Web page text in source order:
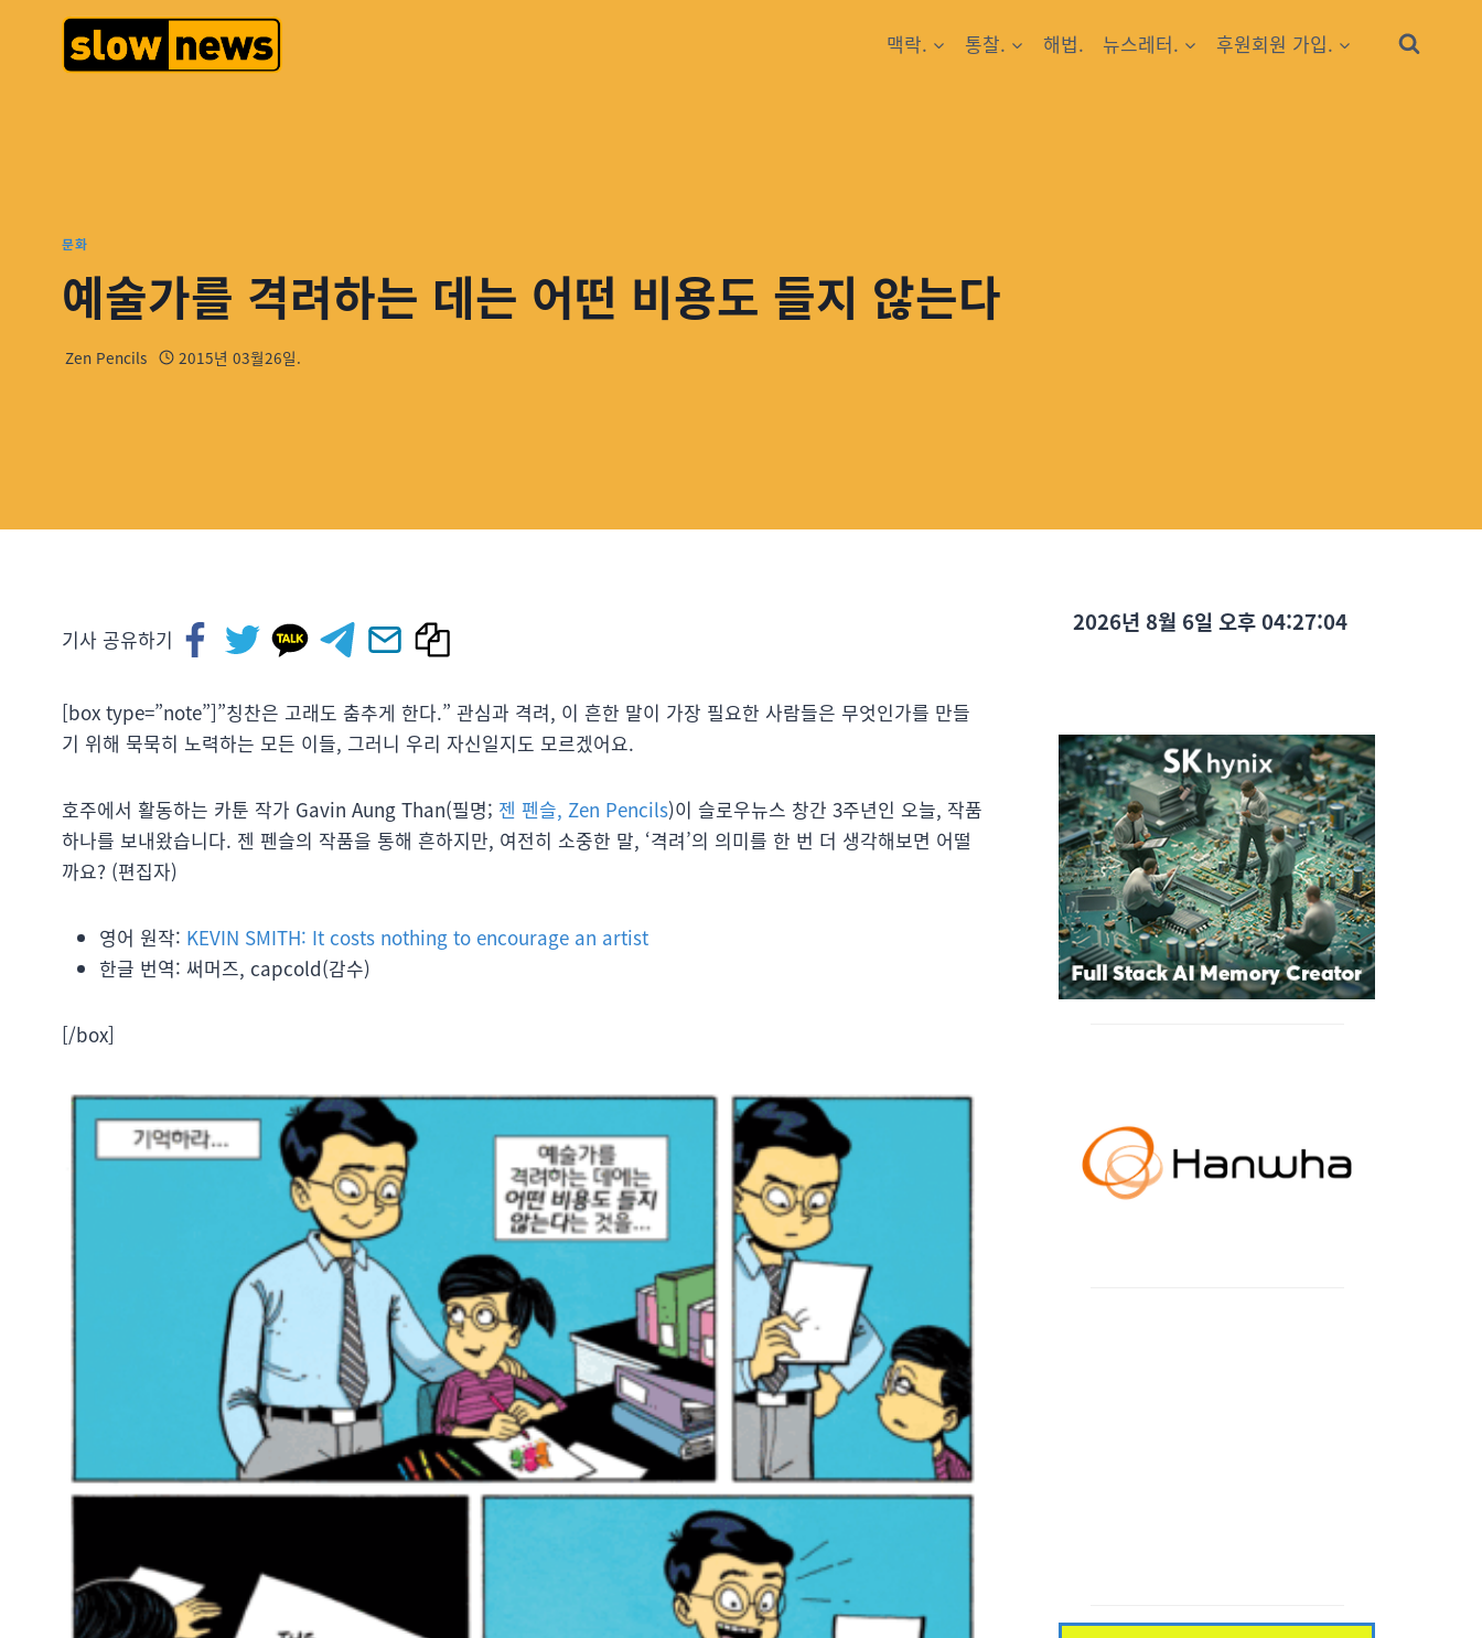
맥락. 통찰. 해법. 뉴스레터. 후원회원 가입.
문화
예술가를 격려하는 데는 어떤 비용도 들지 않는다
Zen Pencils 2015년 03월26일.
기사 공유하기
[box type=”note”]”칭찬은 고래도 춤추게 한다.” 관심과 격려, 이 흔한 말이 가장 필요한 사람들은 무엇인가를 만들
기 위해 묵묵히 노력하는 모든 이들, 그러니 우리 자신일지도 모르겠어요.
호주에서 활동하는 카툰 작가 Gavin Aung Than(필명; 젠 펜슬, Zen Pencils)이 슬로우뉴스 창간 3주년인 오늘, 작품
하나를 보내왔습니다. 젠 펜슬의 작품을 통해 흔하지만, 여전히 소중한 말, ‘격려’의 의미를 한 번 더 생각해보면 어떨
까요? (편집자)
영어 원작: KEVIN SMITH: It costs nothing to encourage an artist
한글 번역: 써머즈, capcold(감수)
[/box]
2026년 8월 6일 오후 04:27:05